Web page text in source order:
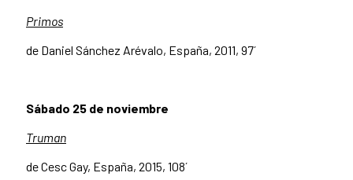
Primos
de Daniel Sánchez Arévalo, España, 2011, 97´
Sábado 25 de noviembre
Truman
de Cesc Gay, España, 2015, 108´